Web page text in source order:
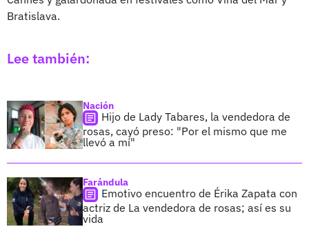
Bratislava.
Lee también:
Nación
Hijo de Lady Tabares, la vendedora de
rosas, cayó preso: "Por el mismo que me
llevó a mí"
Farándula
Emotivo encuentro de Érika Zapata con
actriz de La vendedora de rosas; así es su
vida